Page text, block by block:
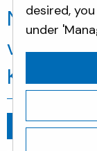
Nieuwe,
voor het
Kantoor
Ga terug
desired,
under